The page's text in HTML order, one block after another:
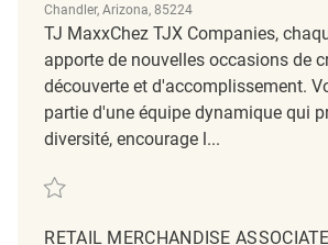
Chandler, Arizona, 85224
TJ MaxxChez TJX Companies,
apporte de nouvelles occasions de
découverte et d'accomplissement.
partie d'une équipe dynamique qui
diversité, encourage l...
Sauvegarder Retail Merchandise Associate
RETAIL MERCHANDISE ASSOCIATE